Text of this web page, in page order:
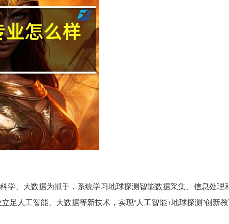
学、大数据为抓手，系统学习地球探测智能数据采集、信息处理
足人工智能、大数据等新技术，实现“人工智能+地球探测”创新